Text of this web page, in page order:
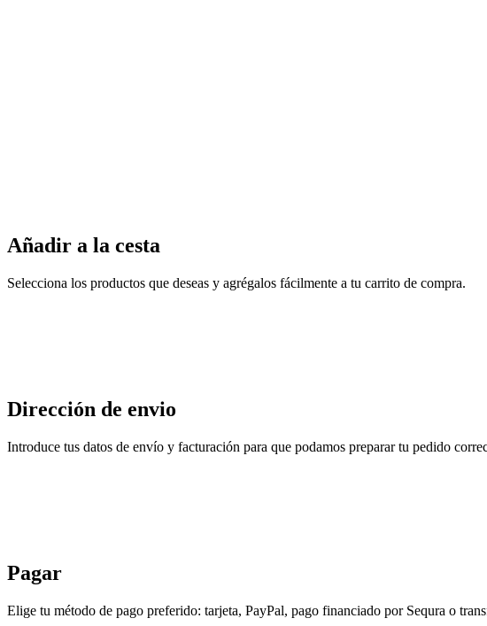
Añadir a la cesta
Selecciona los productos que deseas y agrégalos fácilmente a tu carrito de compra.
Dirección de envio
Introduce tus datos de envío y facturación para que podamos preparar tu pedido
Pagar
Elige tu método de pago preferido: tarjeta, PayPal, pago financiado por Sequra o